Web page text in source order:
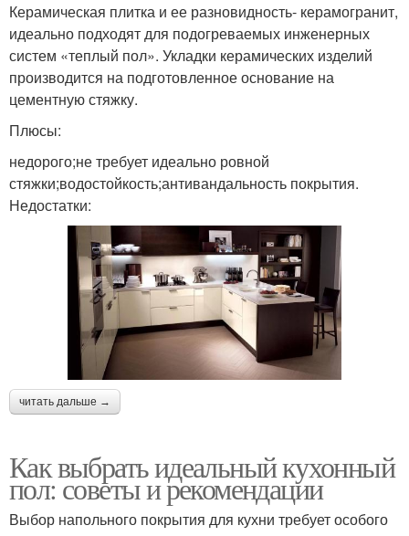
Керамическая плитка и ее разновидность- керамогранит,
идеально подходят для подогреваемых инженерных
систем «теплый пол». Укладки керамических изделий
производится на подготовленное основание на
цементную стяжку.
Плюсы:
недорого;не требует идеально ровной
стяжки;водостойкость;антивандальность покрытия.
Недостатки:
читать дальше →
Как выбрать идеальный кухонный
пол: советы и рекомендации
Выбор напольного покрытия для кухни требует особого